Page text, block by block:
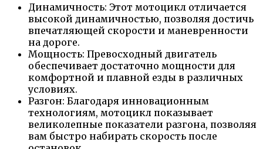
Динамичность: Этот мотоцикл отличается
высокой динамичностью, позволяя достичь
впечатляющей скорости и маневренности
на дороге.
Мощность: Превосходный двигатель
обеспечивает достаточно мощности для
комфортной и плавной езды в различных
условиях.
Разгон: Благодаря инновационным
технологиям, мотоцикл показывает
великолепные показатели разгона, позволяя
вам быстро набирать скорость после